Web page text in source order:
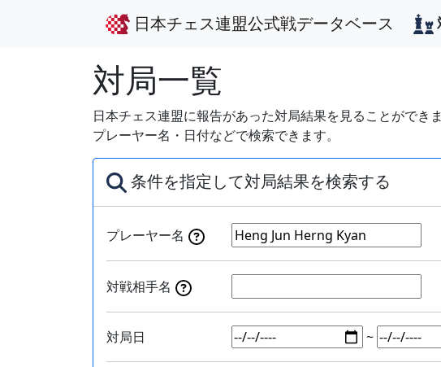
日本チェス連盟公式戦データベース
対局一覧
日本チェス連盟に報告があった対局結果を見ることができ
プレーヤー名・日付などで検索できます。
条件を指定して対局結果を検索する
プレーヤー名
対戦相手名
対局日 ~